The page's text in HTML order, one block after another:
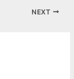
NEXT